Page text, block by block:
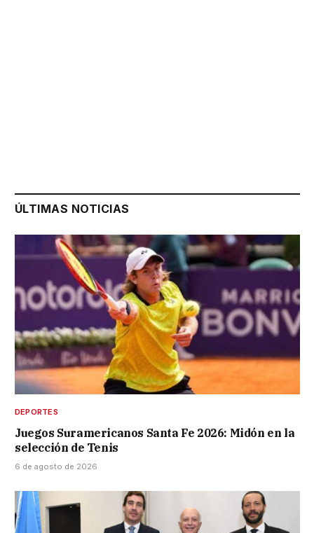
ÚLTIMAS NOTICIAS
DEPORTES
Juegos Suramericanos Santa Fe 2026: Midón en la
selección de Tenis
6 de agosto de 2026